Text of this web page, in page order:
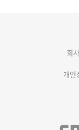
명동 미디
회
개인